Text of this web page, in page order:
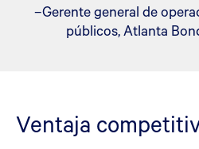
–Gerente general de
públicos, Atlanta
Ventaja